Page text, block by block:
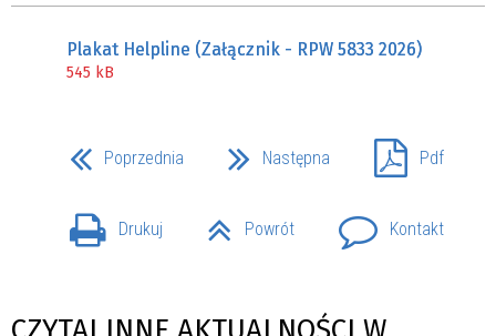
Plakat Helpline (Załącznik - RPW 5833 2026)
545 kB
Poprzednia Następna Pdf
Drukuj Powrót Kontakt